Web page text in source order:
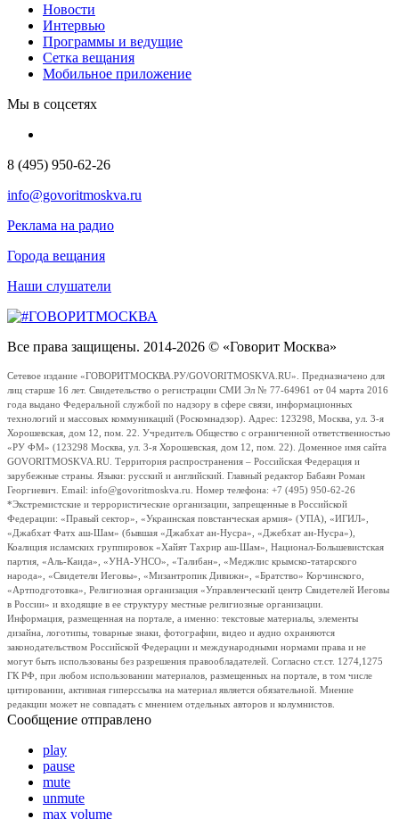
Новости
Интервью
Программы и ведущие
Сетка вещания
Мобильное приложение
Мы в соцсетях
8 (495) 950-62-26
info@govoritmoskva.ru
Реклама на радио
Города вещания
Наши слушатели
Все права защищены. 2014-2026 © «Говорит Москва»
Сетевое издание «ГОВОРИТМОСКВА.РУ/GOVORITMOSKVA.RU». Предназначено для
лиц старше 16 лет. Свидетельство о регистрации СМИ Эл № 77-64961 от 04 марта 2016
года выдано Федеральной службой по надзору в сфере связи, информационных
технологий и массовых коммуникаций (Роскомнадзор). Адрес: 123298, Москва, ул. 3-я
Хорошевская, дом 12, пом. 22. Учредитель Общество с ограниченной ответственностью
«РУ ФМ» (123298 Москва, ул. 3-я Хорошевская, дом 12, пом. 22). Доменное имя сайта
GOVORITMOSKVA.RU. Территория распространения – Российская Федерация и
зарубежные страны. Языки: русский и английский. Главный редактор Бабаян Роман
Георгиевич. Email: info@govoritmoskva.ru. Номер телефона: +7 (495) 950-62-26
*Экстремистские и террористические организации, запрещенные в Российской
Федерации: «Правый сектор», «Украинская повстанческая армия» (УПА), «ИГИЛ»,
«Джабхат Фатх аш-Шам» (бывшая «Джабхат ан-Нусра», «Джебхат ан-Нусра»),
Коалиция исламских группировок «Хайят Тахрир аш-Шам», Национал-Большевистская
партия, «Аль-Каида», «УНА-УНСО», «Талибан», «Меджлис крымско-татарского
народа», «Свидетели Иеговы», «Мизантропик Дивижн», «Братство» Корчинского,
«Артподготовка», Религиозная организация «Управленческий центр Свидетелей Иеговы
в России» и входящие в ее структуру местные религиозные организации.
Информация, размещенная на портале, а именно: текстовые материалы, элементы
дизайна, логотипы, товарные знаки, фотографии, видео и аудио охраняются
законодательством Российской Федерации и международными нормами права и не
могут быть использованы без разрешения правообладателей. Согласно ст.ст. 1274,1275
ГК РФ, при любом использовании материалов, размещенных на портале, в том числе
цитировании, активная гиперссылка на материал является обязательной. Мнение
редакции может не совпадать с мнением отдельных авторов и колумнистов.
Сообщение отправлено
play
pause
mute
unmute
max volume